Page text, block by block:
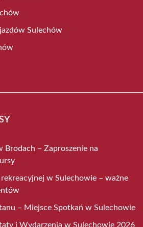
Sulechów
Brodach – Zaproszenie na
w Sulechowie – ważne
– Miejsce Spotkań w Sulechowie
i Wydarzenia w Sulechowie 2026